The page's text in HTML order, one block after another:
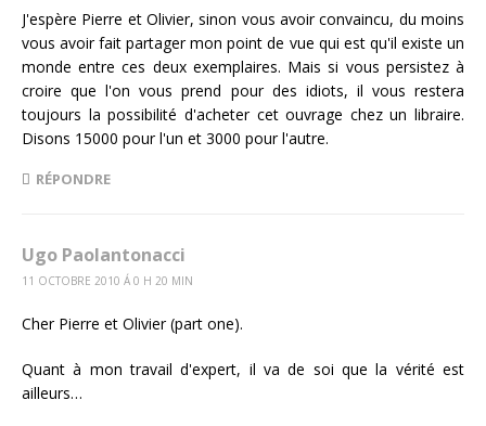
J'espère Pierre et Olivier, sinon vous avoir convaincu, du moins
vous avoir fait partager mon point de vue qui est qu'il existe un
monde entre ces deux exemplaires. Mais si vous persistez à
croire que l'on vous prend pour des idiots, il vous restera
toujours la possibilité d'acheter cet ouvrage chez un libraire.
Disons 15000 pour l'un et 3000 pour l'autre.
RÉPONDRE
Ugo Paolantonacci
11 OCTOBRE 2010 Á 0 H 20 MIN
Cher Pierre et Olivier (part one).
Quant à mon travail d'expert, il va de soi que la vérité est
ailleurs…